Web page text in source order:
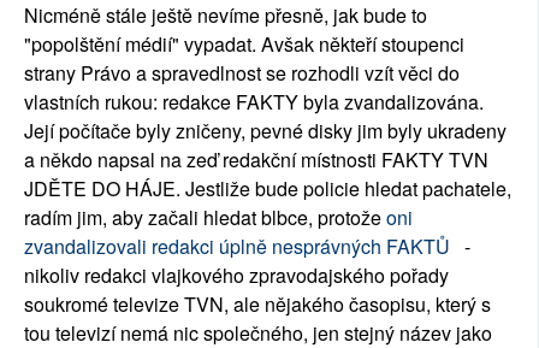
Nicméně stále ještě nevíme přesně, jak bude to
"popolštění médií" vypadat. Avšak někteří stoupenci
strany Právo a spravedlnost se rozhodli vzít věci do
vlastních rukou: redakce FAKTY byla zvandalizována.
Její počítače byly zničeny, pevné disky jim byly ukradeny
a někdo napsal na zeď redakční místnosti FAKTY TVN
JDĚTE DO HÁJE. Jestliže bude policie hledat pachatele,
radím jim, aby začali hledat blbce, protožeoni
zvandalizovali redakci úplně nesprávných FAKTŮ -
nikoliv redakci vlajkového zpravodajského pořady
soukromé televize TVN, ale nějakého časopisu, který s
tou televizí nemá nic společného, jen stejný název jako